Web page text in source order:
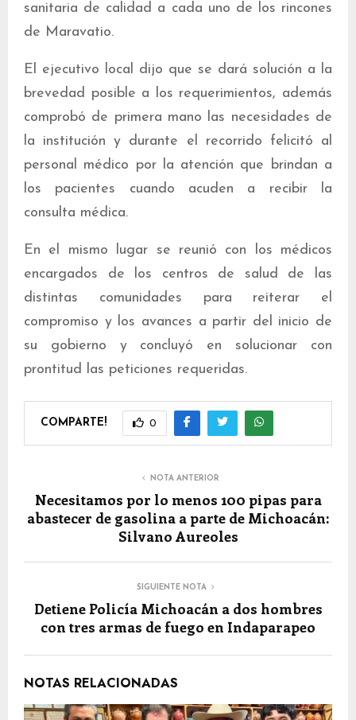
sanitaria de calidad a cada uno de los rincones
de Maravatio.
El ejecutivo local dijo que se dará solución a la
brevedad posible a los requerimientos, además
comprobó de primera mano las necesidades de
la institución y durante el recorrido felicitó al
personal médico por la atención que brindan a
los pacientes cuando acuden a recibir la
consulta médica.
En el mismo lugar se reunió con los médicos
encargados de los centros de salud de las
distintas comunidades para reiterar el
compromiso y los avances a partir del inicio de
su gobierno y concluyó en solucionar con
prontitud las peticiones requeridas.
COMPARTE! 0
NOTA ANTERIOR
Necesitamos por lo menos 100 pipas para
abastecer de gasolina a parte de Michoacán:
Silvano Aureoles
SIGUIENTE NOTA
Detiene Policía Michoacán a dos hombres
con tres armas de fuego en Indaparapeo
NOTAS RELACIONADAS